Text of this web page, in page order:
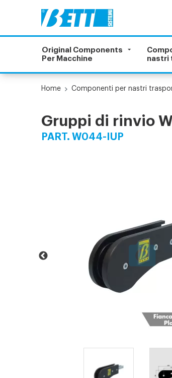
Original Components
Per Macchine
nastri
Home Componenti per nastri
Gruppi di rinvio
PART. W044-IUP